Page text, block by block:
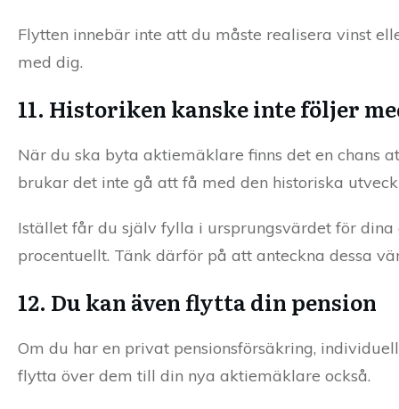
Flytten innebär inte att du måste realisera vinst
med dig.
11. Historiken kanske inte följer
När du ska byta aktiemäklare finns det en chans
brukar det inte gå att få med den historiska
Istället får du själv fylla i ursprungsvärdet för
procentuellt. Tänk därför på att anteckna dessa
12. Du kan även flytta din pension
Om du har en privat pensionsförsäkring,
flytta över dem till din nya aktiemäklare också.